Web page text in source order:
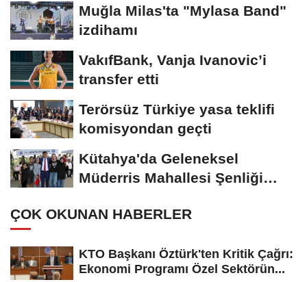
Muğla Milas'ta "Mylasa Band"
izdihamı
VakıfBank, Vanja Ivanovic’i
transfer etti
Terörsüz Türkiye yasa teklifi
komisyondan geçti
Kütahya'da Geleneksel
Müderris Mahallesi Şenliği
ÇOK OKUNAN HABERLER
KTO Başkanı Öztürk'ten Kritik Çağrı:
Ekonomi Programı Özel Sektörün...